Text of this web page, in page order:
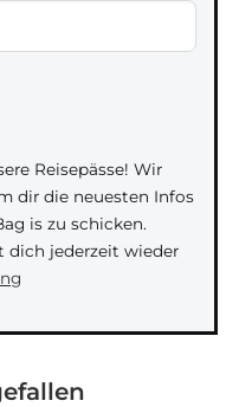
Reisepässe! Wir
dir die neuesten Infos
is zu schicken.
dich jederzeit wieder